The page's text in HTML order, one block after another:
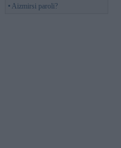
• Aizmirsi paroli?